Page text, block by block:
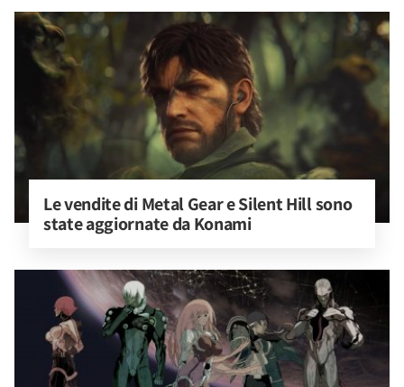
Le vendite di Metal Gear e Silent Hill sono
state aggiornate da Konami